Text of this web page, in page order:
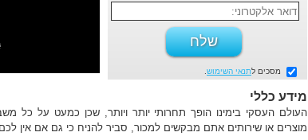
מסכים לתנאי השימוש
מידע כללי
העולם העסקי בימינו הופך תחרותי יותר ויותר, שכן כמעט על כל
מוצרים או שירותים אתם מבקשים למכור, סביר להניח כי גם אם אין